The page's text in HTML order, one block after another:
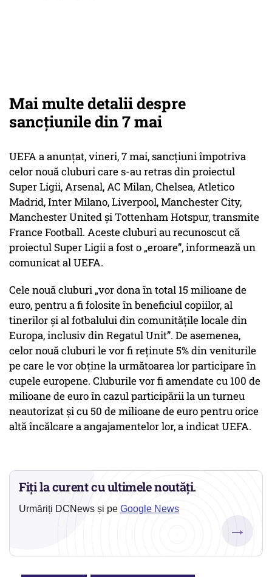
Mai multe detalii despre
sancțiunile din 7 mai
UEFA a anunţat, vineri, 7 mai, sancţiuni împotriva
celor nouă cluburi care s-au retras din proiectul
Super Ligii, Arsenal, AC Milan, Chelsea, Atletico
Madrid, Inter Milano, Liverpool, Manchester City,
Manchester United şi Tottenham Hotspur, transmite
France Football. Aceste cluburi au recunoscut că
proiectul Super Ligii a fost o „eroare”, informează un
comunicat al UEFA.
Cele nouă cluburi „vor dona în total 15 milioane de
euro, pentru a fi folosite în beneficiul copiilor, al
tinerilor şi al fotbalului din comunităţile locale din
Europa, inclusiv din Regatul Unit”. De asemenea,
celor nouă cluburi le vor fi reţinute 5% din veniturile
pe care le vor obţine la următoarea lor participare în
cupele europene. Cluburile vor fi amendate cu 100 de
milioane de euro în cazul participării la un turneu
neautorizat şi cu 50 de milioane de euro pentru orice
altă încălcare a angajamentelor lor, a indicat UEFA.
Fiți la curent cu ultimele noutăți.
Urmăriți DCNews și pe Google News
→